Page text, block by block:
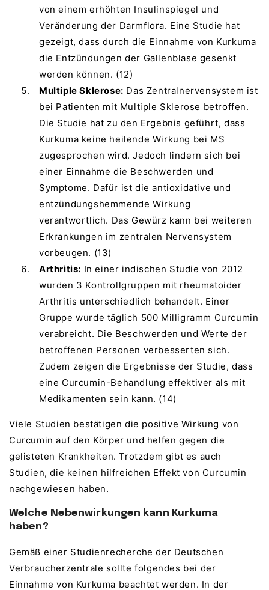
von einem erhöhten Insulinspiegel und
Veränderung der Darmflora. Eine Studie hat
gezeigt, dass durch die Einnahme von Kurkuma
die Entzündungen der Gallenblase gesenkt
werden können. (12)
Multiple Sklerose: Das Zentralnervensystem ist
bei Patienten mit Multiple Sklerose betroffen.
Die Studie hat zu den Ergebnis geführt, dass
Kurkuma keine heilende Wirkung bei MS
zugesprochen wird. Jedoch lindern sich bei
einer Einnahme die Beschwerden und
Symptome. Dafür ist die antioxidative und
entzündungshemmende Wirkung
verantwortlich. Das Gewürz kann bei weiteren
Erkrankungen im zentralen Nervensystem
vorbeugen. (13)
Arthritis: In einer indischen Studie von 2012
wurden 3 Kontrollgruppen mit rheumatoider
Arthritis unterschiedlich behandelt. Einer
Gruppe wurde täglich 500 Milligramm Curcumin
verabreicht. Die Beschwerden und Werte der
betroffenen Personen verbesserten sich.
Zudem zeigen die Ergebnisse der Studie, dass
eine Curcumin-Behandlung effektiver als mit
Medikamenten sein kann. (14)
Viele Studien bestätigen die positive Wirkung von
Curcumin auf den Körper und helfen gegen die
gelisteten Krankheiten. Trotzdem gibt es auch
Studien, die keinen hilfreichen Effekt von Curcumin
nachgewiesen haben.
Welche Nebenwirkungen kann Kurkuma
haben?
Gemäß einer Studienrecherche der Deutschen
Verbraucherzentrale sollte folgendes bei der
Einnahme von Kurkuma beachtet werden. In der